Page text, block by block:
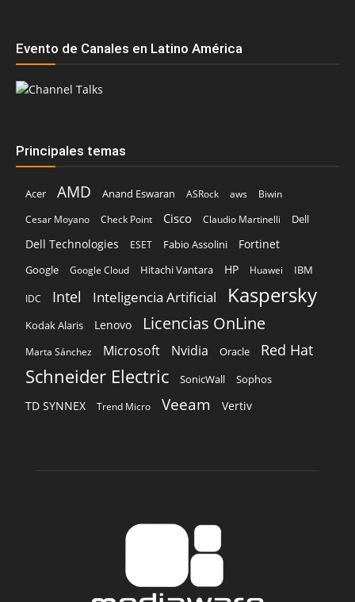
Evento de Canales en Latino América
Principales temas
Acer AMD Anand Eswaran ASRock aws
Biwin
Cesar Moyano
Check Point Cisco Claudio Martinelli Dell
Dell Technologies ESET Fabio Assolini Fortinet
Google Google Cloud Hitachi Vantara HP Huawei IBM
IDC Intel Inteligencia Artificial Kaspersky
Kodak Alaris Lenovo Licencias OnLine
Marta Sánchez Microsoft Nvidia Oracle Red Hat
Schneider Electric SonicWall Sophos
TD SYNNEX Trend Micro Veeam Vertiv